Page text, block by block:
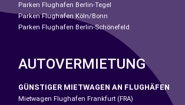
Parken Flughafen Berlin-Tegel
Parken Flughafen Köln/Bonn
Parken Flughafen Berlin-Schönefeld
AUTOVERMIETUNG
GÜNSTIGER MIETWAGEN AN FLUGHÄFEN
Mietwagen Flughafen Frankfurt (FRA)